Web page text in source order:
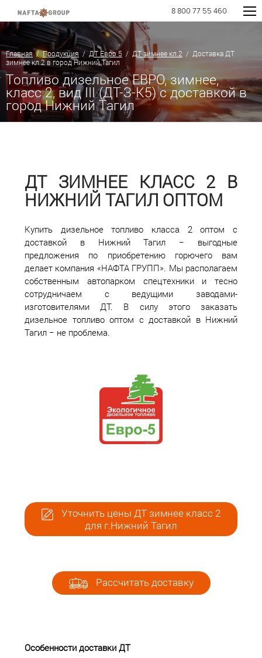
8 800 77 55 460
Главная/Продукция/ДТ Евро 5 / ДТ зимнее кл.2 / Доставка ДТ
зимнее кл.2 в город Нижний Тагил
Топливо дизельное ЕВРО, зимнее,
класс 2, вид III (ДТ-З-К5) с доставкой в
город Нижний Тагил
ДТ ЗИМНЕЕ КЛАСС 2 В
НИЖНИЙ ТАГИЛ ОПТОМ
Купить дизельное топливо класса 2 оптом с
доставкой в Нижний Тагил − выгодные
предложения по приобретению горючего вам
делает компания «НАФТА ГРУПП». Мы располагаем
собственным автопарком спецтехники и тесно
сотрудничаем с ведущими заводами-
изготовителями ДТ. В силу этого заказать
дизельное топливо оптом с доставкой в Нижний
Тагил − не проблема.
Уточнить цены ДТ зимнее класс 2
для г.Нижний Тагил
Рассчитать доставку
Особенности доставки ДТ